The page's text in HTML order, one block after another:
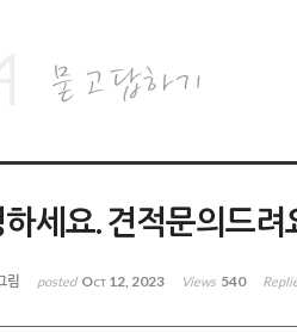
세요. 견적문의드려
림 posted Oct 12, 2023 Views 540